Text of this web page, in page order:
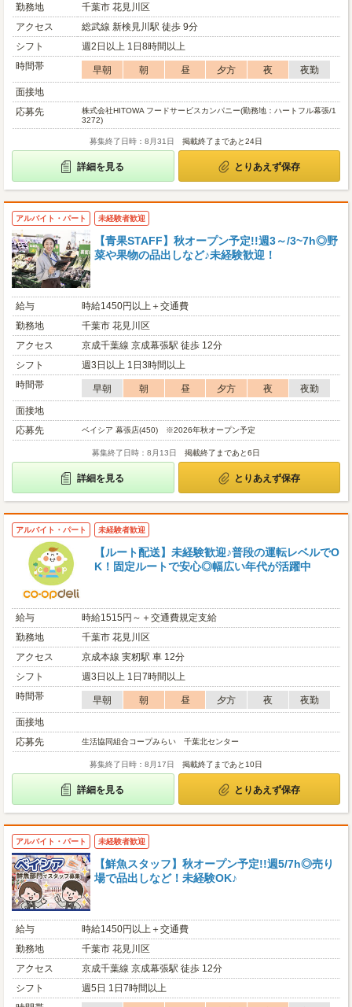
勤務地
千葉市 花見川区
アクセス
総武線 新検見川駅 徒歩 9分
シフト
週2日以上 1日8時間以上
時間帯
早朝 朝 昼 夕方 夜
夜勤
面接地
応募先
株式会社HITOWA フードサービスカンパニー(勤務地：ハートフル幕張/1
3272)
募集終了日時：8月31日 掲載終了まであと24日
詳細を見る とりあえず保存
アルバイト・パート 未経験者歓迎
【青果STAFF】秋オープン予定!!週3～/3~7h◎野
菜や果物の品出しなど♪未経験歓迎！
給与
時給1450円以上＋交通費
勤務地
千葉市 花見川区
アクセス
京成千葉線 京成幕張駅 徒歩 12分
シフト
週3日以上 1日3時間以上
時間帯
早朝 朝 昼 夕方 夜
夜勤
面接地
応募先
ベイシア 幕張店(450) ※2026年秋オープン予定
募集終了日時：8月13日 掲載終了まであと6日
詳細を見る とりあえず保存
アルバイト・パート 未経験者歓迎
【ルート配送】未経験歓迎♪普段の運転レベルでO
K！固定ルートで安心◎幅広い年代が活躍中
給与
時給1515円～＋交通費規定支給
勤務地
千葉市 花見川区
アクセス
京成本線 実籾駅 車 12分
シフト
週3日以上 1日7時間以上
時間帯
早朝 朝 昼 夕方 夜
夜勤
面接地
応募先
生活協同組合コープみらい 千葉北センター
募集終了日時：8月17日 掲載終了まであと10日
詳細を見る とりあえず保存
アルバイト・パート 未経験者歓迎
【鮮魚スタッフ】秋オープン予定!!週5/7h◎売り
場で品出しなど！未経験OK♪
給与
時給1450円以上＋交通費
勤務地
千葉市 花見川区
アクセス
京成千葉線 京成幕張駅 徒歩 12分
シフト
週5日 1日7時間以上